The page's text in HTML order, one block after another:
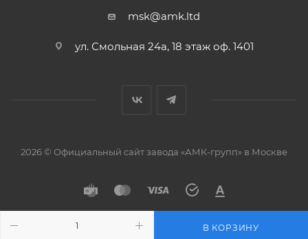
В КОРЗИНУ
msk@amk.ltd
ул. Смольная 24а, 18 этаж оф. 1401
2026 © Официальный сайт завода «АМК-групп» в Москве